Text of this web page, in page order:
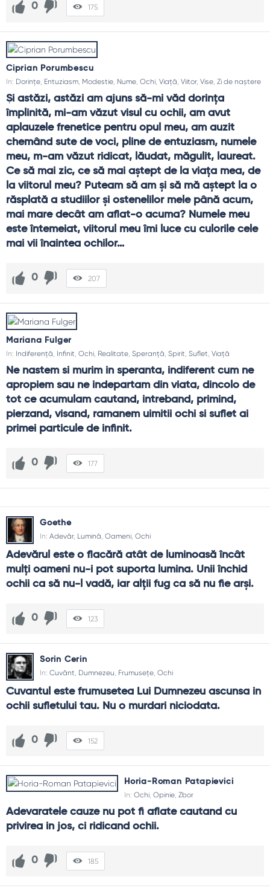
0 175
Ciprian Porumbescu
In: Dorințe, Entuziasm, Modestie, Nume, Ochi, Viață, Viitor, Vise, Zi de naștere
Şi astăzi, astăzi am ajuns să-mi văd dorinţa
împlinită, mi-am văzut visul cu ochii, am avut
aplauzele frenetice pentru opul meu, am auzit
chemând sute de voci, pline de entuziasm, numele
meu, m-am văzut ridicat, lăudat, măgulit, laureat.
Ce să mai zic, ce să mai aştept de la viaţa mea, de
la viitorul meu? Puteam să am şi să mă aştept la o
răsplată a studiilor şi ostenelilor mele până acum,
mai mare decât am aflat-o acuma? Numele meu
este întemeiat, viitorul meu îmi luce cu culorile cele
mai vii înaintea ochilor…
0 207
Mariana Fulger
In: Indiferență Infinit Ochi Realitate Speranță Spirit Suflet Viață
Ne nastem si murim in speranta, indiferent cum ne
apropiem sau ne indepartam din viata, dincolo de
tot ce acumulam cautand, intreband, primind,
pierzand, visand, ramanem uimitii ochi si suflet ai
primei particule de infinit.
0 177
Goethe
In: Adevăr, Lumină Oameni Ochi
Adevărul este o flacără atât de luminoasă încât
mulţi oameni nu-i pot suporta lumina. Unii închid
ochii ca să nu-l vadă, iar alţii fug ca să nu fie arşi.
0 123
Sorin Cerin
In: Cuvânt Dumnezeu Frumusețe Ochi
Cuvantul este frumusetea Lui Dumnezeu ascunsa in
ochii sufletului tau. Nu o murdari niciodata.
0 152
Horia-Roman Patapievici
In: Ochi Opinie Zbor
Adevaratele cauze nu pot fi aflate cautand cu
privirea in jos, ci ridicand ochii.
0 185